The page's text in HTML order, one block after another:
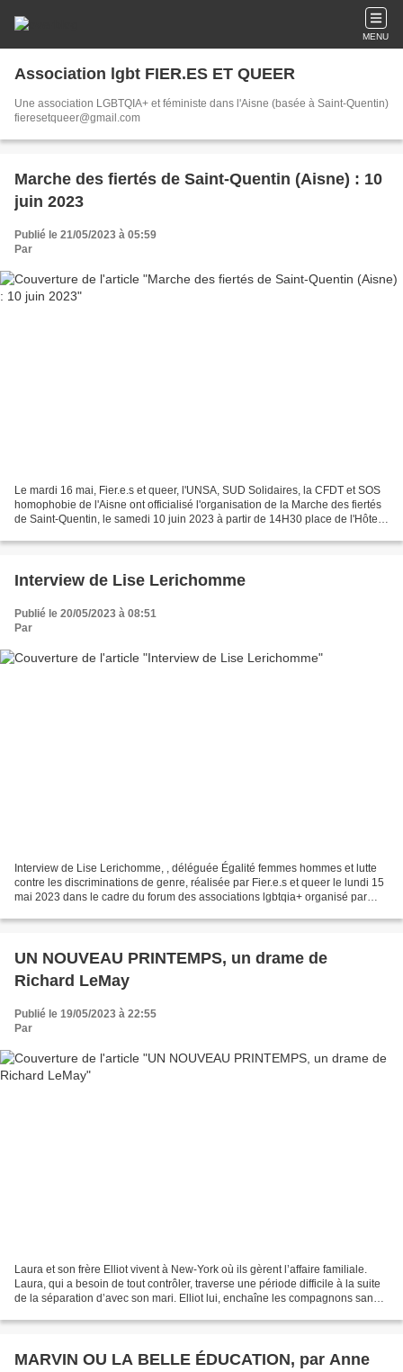
MENU
Association lgbt FIER.ES ET QUEER
Une association LGBTQIA+ et féministe dans l'Aisne (basée à Saint-Quentin)
fieresetqueer@gmail.com
Marche des fiertés de Saint-Quentin (Aisne) : 10
juin 2023
Publié le 21/05/2023 à 05:59
Par
Le mardi 16 mai, Fier.e.s et queer, l'UNSA, SUD Solidaires, la CFDT et SOS
homophobie de l'Aisne ont officialisé l'organisation de la Marche des fiertés
de Saint-Quentin, le samedi 10 juin 2023 à partir de 14H30 place de l'Hôtel
Interview de Lise Lerichomme
Publié le 20/05/2023 à 08:51
Par
Interview de Lise Lerichomme, , déléguée Égalité femmes hommes et lutte
contre les discriminations de genre, réalisée par Fier.e.s et queer le lundi 15
mai 2023 dans le cadre du forum des associations lgbtqia+ organisé par
UN NOUVEAU PRINTEMPS, un drame de
Richard LeMay
Publié le 19/05/2023 à 22:55
Par
Laura et son frère Elliot vivent à New-York où ils gèrent l’affaire familiale.
Laura, qui a besoin de tout contrôler, traverse une période difficile à la suite
de la séparation d’avec son mari. Elliot lui, enchaîne les compagnons sans
MARVIN OU LA BELLE ÉDUCATION, par Anne